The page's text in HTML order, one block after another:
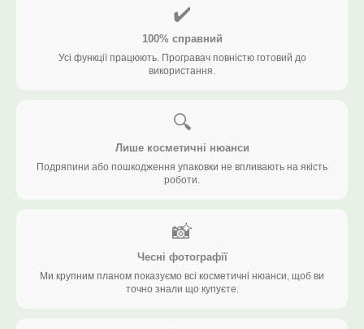
✔️
100% справний
Усі функції працюють. Програвач повністю готовий до
використання.
🔍
Лише косметичні нюанси
Подряпини або пошкодження упаковки не впливають на якість
роботи.
📸
Чесні фотографії
Ми крупним планом показуємо всі косметичні нюанси, щоб ви
точно знали що купуєте.